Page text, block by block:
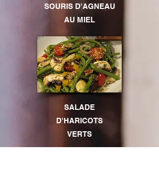
SOURIS D'AGNEAU
AU MIEL
SALADE
D'HARICOTS
VERTS